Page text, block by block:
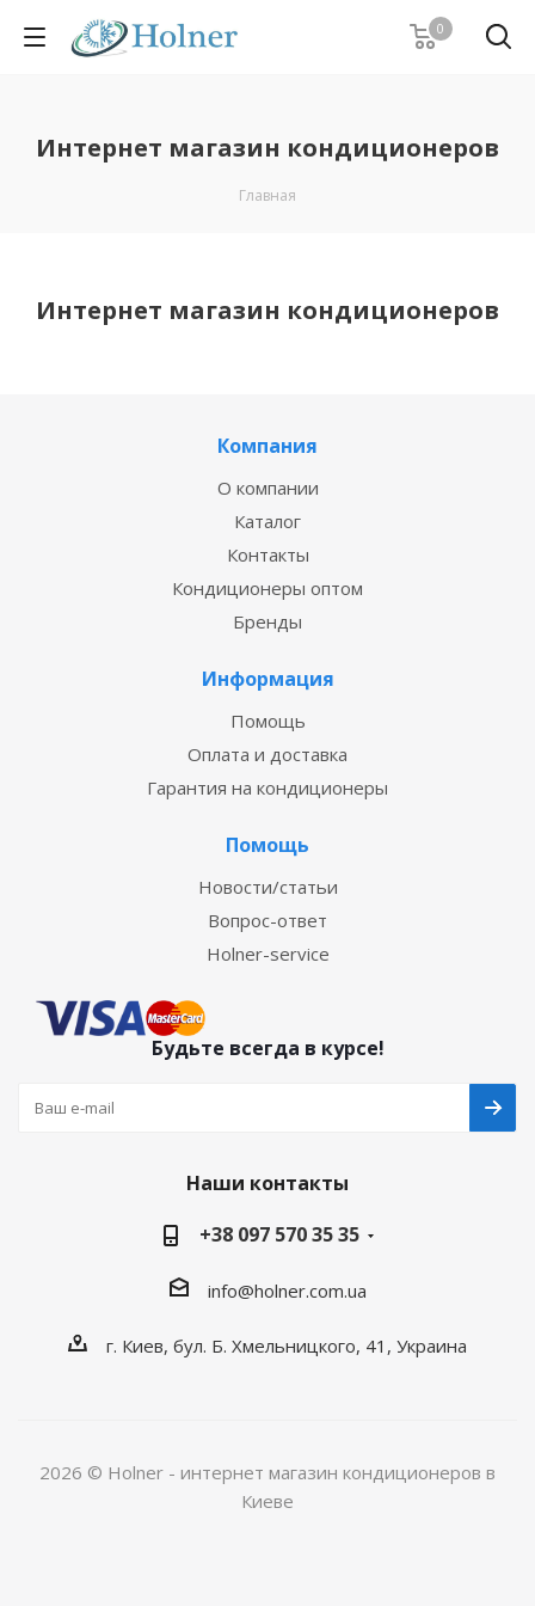
0
Интернет магазин кондиционеров
Главная
Интернет магазин кондиционеров
Компания
О компании
Каталог
Контакты
Кондиционеры оптом
Бренды
Информация
Помощь
Оплата и доставка
Гарантия на кондиционеры
Помощь
Новости/статьи
Вопрос-ответ
Holner-service
Будьте всегда в курсе!
Наши контакты
+38 097 570 35 35
info@holner.com.ua
г. Киев, бул. Б. Хмельницкого, 41, Украина
2026 © Holner - интернет магазин кондиционеров в
Киеве